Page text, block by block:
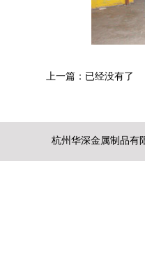
上一篇：已经没有了
杭州华深金属制品